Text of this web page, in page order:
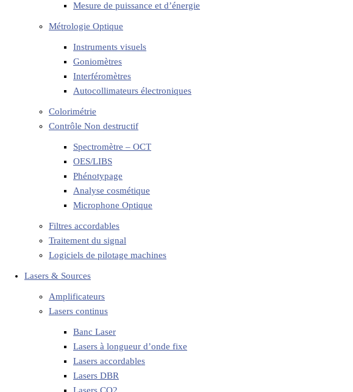
Mesure de puissance et d’énergie
Métrologie Optique
Instruments visuels
Goniomètres
Interféromètres
Autocollimateurs électroniques
Colorimétrie
Contrôle Non destructif
Spectromètre – OCT
OES/LIBS
Phénotypage
Analyse cosmétique
Microphone Optique
Filtres accordables
Traitement du signal
Logiciels de pilotage machines
Lasers & Sources
Amplificateurs
Lasers continus
Banc Laser
Lasers à longueur d’onde fixe
Lasers accordables
Lasers DBR